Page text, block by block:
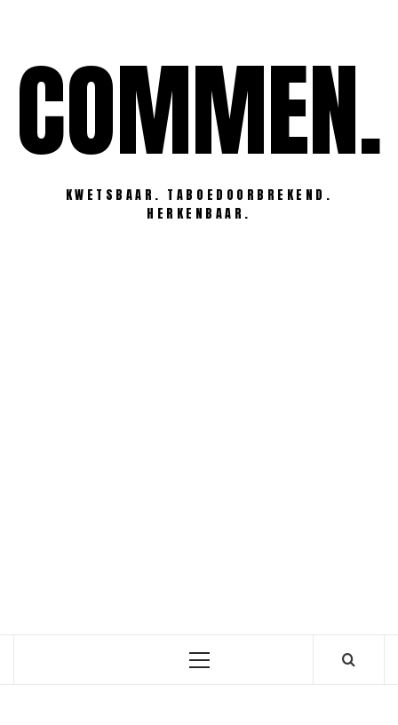
inhoudCOMMEN.
KWETSBAAR. TABOEDOORBREKEND.
HERKENBAAR.
Primair